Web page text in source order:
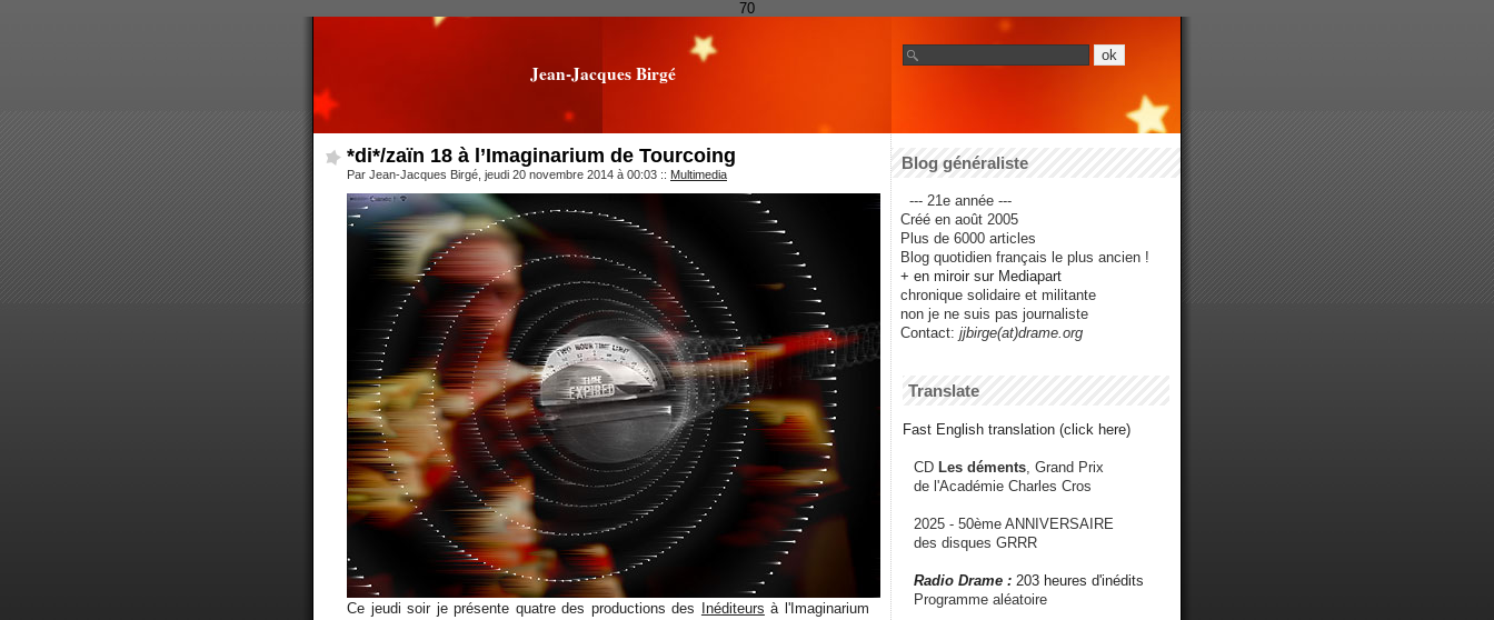
70
Jean-Jacques Birgé
*di*/zaïn 18 à l’Imaginarium de Tourcoing
Par Jean-Jacques Birgé, jeudi 20 novembre 2014 à 00:03 :: Multimedia
Ce jeudi soir je présente quatre des productions des Inéditeurs à l'Imaginarium
Blog généraliste
--- 21e année ---
Créé en août 2005
Plus de 6000 articles
Blog quotidien français le plus ancien !
+ en miroir sur Mediapart
chronique solidaire et militante
non je ne suis pas journaliste
Contact: jjbirge(at)drame.org
Translate
Fast English translation (click here)
CD Les déments , Grand Prix
de l'Académie Charles Cros
2025 - 50ème ANNIVERSAIRE
des disques GRRR
Radio Drame : 203 heures d'inédits
Programme aléatoire